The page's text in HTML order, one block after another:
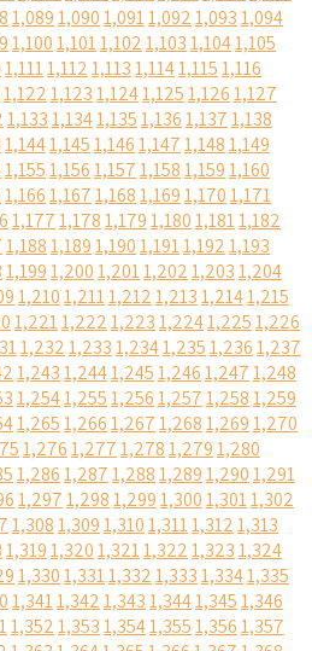
1,0891,0901,0911,0921,0931,094
1,1001,1011,1021,1031,1041,105
1,1111,1121,1131,1141,1151,116
1,1221,1231,1241,1251,1261,127
1,1331,1341,1351,1361,1371,138
1,1441,1451,1461,1471,1481,149
1,1551,1561,1571,1581,1591,160
1,1661,1671,1681,1691,1701,171
1,1771,1781,1791,1801,1811,182
1,1881,1891,1901,1911,1921,193
1,1991,2001,2011,2021,2031,204
1,2101,2111,2121,2131,2141,215
1,2211,2221,2231,2241,2251,226
1,2321,2331,2341,2351,2361,237
1,2431,2441,2451,2461,2471,248
1,2541,2551,2561,2571,2581,259
1,2651,2661,2671,2681,2691,270
1,2761,2771,2781,2791,280
1,2861,2871,2881,2891,2901,291
1,2971,2981,2991,3001,3011,302
1,3081,3091,3101,3111,3121,313
1,3191,3201,3211,3221,3231,324
1,3301,3311,3321,3331,3341,335
1,3411,3421,3431,3441,3451,346
1,3521,3531,3541,3551,3561,357